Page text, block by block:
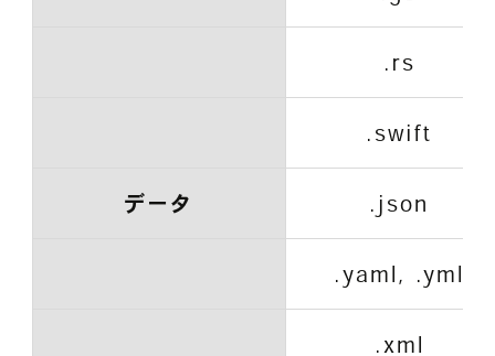
.rs
.swift
データ .json
.yaml, .yml
.xml